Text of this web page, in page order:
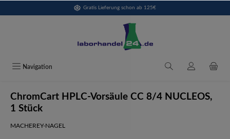
Gratis Lieferung schon ab 125€
Navigation
ChromCart HPLC-Vorsäule CC 8/4 NUCLEOS,
1 Stück
MACHEREY-NAGEL